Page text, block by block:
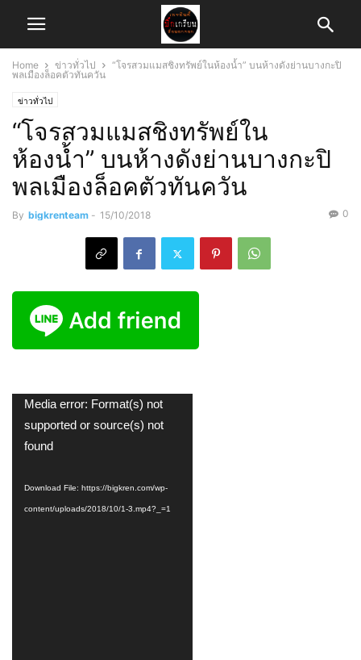
Home ข่าวทั่วไป
“โจรสวมแมสชิงทรัพย์ในห้องน้ำ” บนห้างดังย่านบางกะปิ
พลเมืองล็อคตัวทันควัน
ข่าวทั่วไป
“โจรสวมแมสชิงทรัพย์ใน
ห้องน้ำ” บนห้างดังย่านบางกะปิ
พลเมืองล็อคตัวทันควัน
By bigkrenteam - 15/10/2018 0
Video
Player
Media error: Format(s) not
supported or source(s) not
found
Download File: https://bigkren.com/wp-
content/uploads/2018/10/1-3.mp4?_=1